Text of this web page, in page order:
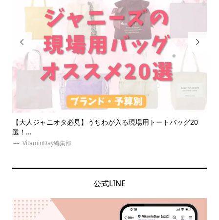

ッグ20
【2024年版】オタク友達へのプレゼントをジャンル・価格
VitaminDay編集部

公式LINE